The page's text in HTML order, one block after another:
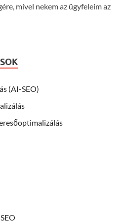
mivel nekem az ügyfeleim az
(AI-SEO)